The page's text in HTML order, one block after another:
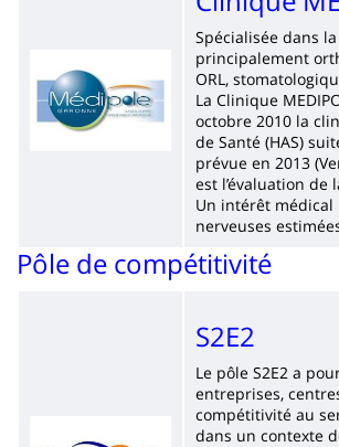
Spécialisée dans
principalement
ORL,
La Clinique
octobre 2010 la
de Santé (HAS)
prévue en 2013
est l’évaluation
Un intérêt
nerveuses
Pôle de compétitivité
S2E2
Le pôle S2E2 a
entreprises,
compétitivité au
dans un contexte